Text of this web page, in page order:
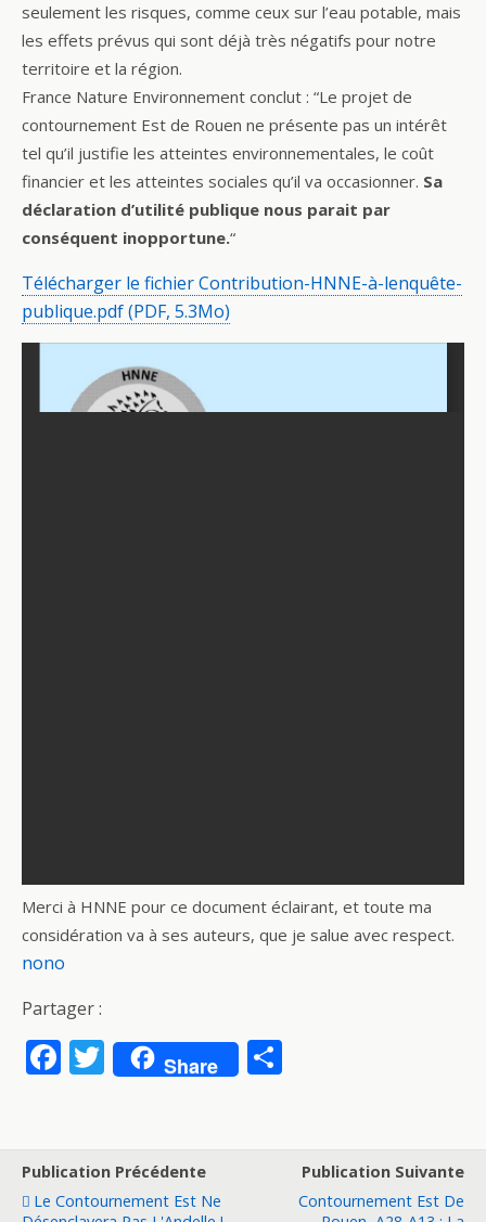
seulement les risques, comme ceux sur l’eau potable, mais
les effets prévus qui sont déjà très négatifs pour notre
territoire et la région.
France Nature Environnement conclut : “Le projet de
contournement Est de Rouen ne présente pas un intérêt
tel qu’il justifie les atteintes environnementales, le coût
financier et les atteintes sociales qu’il va occasionner. Sa
déclaration d’utilité publique nous parait par
conséquent inopportune.“
Télécharger le fichier Contribution-HNNE-à-lenquête-
publique.pdf (PDF, 5.3Mo)
Merci à HNNE pour ce document éclairant, et toute ma
considération va à ses auteurs, que je salue avec respect.
nono
Partager :
F
b
o
T
w
er
Share
g
er
Publication Précédente
Le Contournement Est Ne
Publication Suivante
Contournement Est De